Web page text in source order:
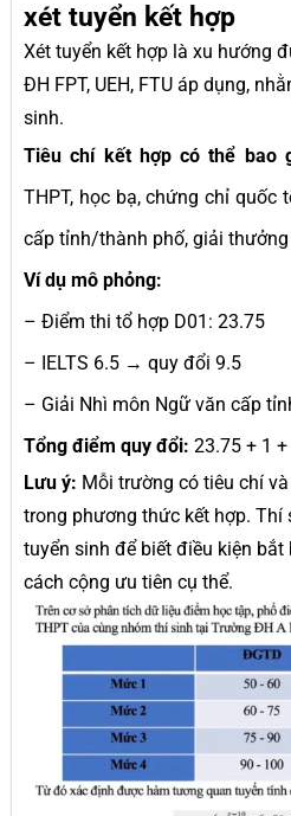
xét tuyển kết hợp
Xét tuyển kết hợp là xu hướng
ĐH FPT, UEH, FTU áp dụng,
sinh.
Tiêu chí kết hợp có thể bao
THPT, học bạ, chứng chỉ quốc
cấp tỉnh/thành phố, giải
Ví dụ mô phỏng:
– Điểm thi tổ hợp D01: 23.75
– IELTS 6.5 → quy đổi 9.5
– Giải Nhì môn Ngữ văn cấp
Tổng điểm quy đổi: 23.75 + 1
Lưu ý: Mỗi trường có tiêu chí
trong phương thức kết hợp. Thí
tuyển sinh để biết điều kiện
cách cộng ưu tiên cụ thể.